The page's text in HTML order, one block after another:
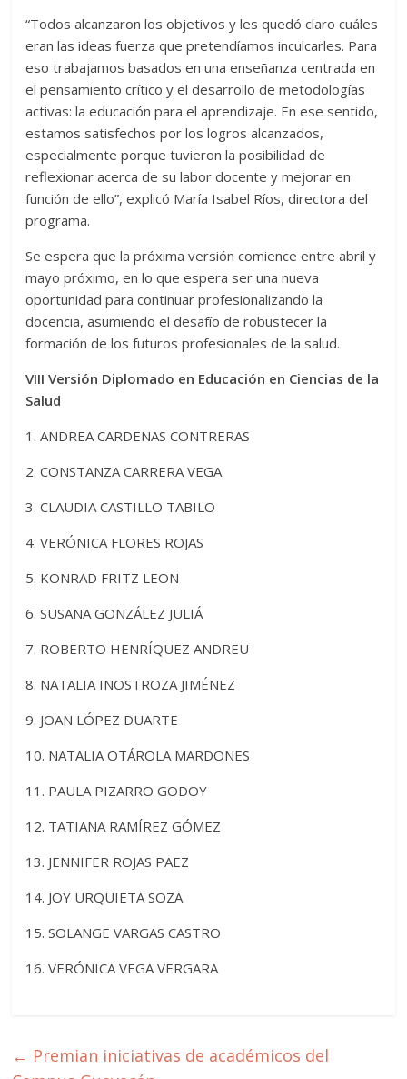
“Todos alcanzaron los objetivos y les quedó claro cuáles
eran las ideas fuerza que pretendíamos inculcarles. Para
eso trabajamos basados en una enseñanza centrada en
el pensamiento crítico y el desarrollo de metodologías
activas: la educación para el aprendizaje. En ese sentido,
estamos satisfechos por los logros alcanzados,
especialmente porque tuvieron la posibilidad de
reflexionar acerca de su labor docente y mejorar en
función de ello”, explicó María Isabel Ríos, directora del
programa.
Se espera que la próxima versión comience entre abril y
mayo próximo, en lo que espera ser una nueva
oportunidad para continuar profesionalizando la
docencia, asumiendo el desafío de robustecer la
formación de los futuros profesionales de la salud.
VIII Versión Diplomado en Educación en Ciencias de la
Salud
1. ANDREA CARDENAS CONTRERAS
2. CONSTANZA CARRERA VEGA
3. CLAUDIA CASTILLO TABILO
4. VERÓNICA FLORES ROJAS
5. KONRAD FRITZ LEON
6. SUSANA GONZÁLEZ JULIÁ
7. ROBERTO HENRÍQUEZ ANDREU
8. NATALIA INOSTROZA JIMÉNEZ
9. JOAN LÓPEZ DUARTE
10. NATALIA OTÁROLA MARDONES
11. PAULA PIZARRO GODOY
12. TATIANA RAMÍREZ GÓMEZ
13. JENNIFER ROJAS PAEZ
14. JOY URQUIETA SOZA
15. SOLANGE VARGAS CASTRO
16. VERÓNICA VEGA VERGARA
← Premian iniciativas de académicos del